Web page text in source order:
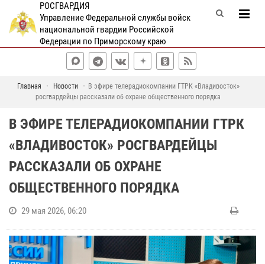
РОСГВАРДИЯ
Управление Федеральной службы войск
национальной гвардии Российской
Федерации по Приморскому краю
Главная Новости
В эфире телерадиокомпании ГТРК «Владивосток»
росгвардейцы рассказали об охране общественного порядка
В ЭФИРЕ ТЕЛЕРАДИОКОМПАНИИ ГТРК
«ВЛАДИВОСТОК» РОСГВАРДЕЙЦЫ
РАССКАЗАЛИ ОБ ОХРАНЕ
ОБЩЕСТВЕННОГО ПОРЯДКА
29 мая 2026, 06:20